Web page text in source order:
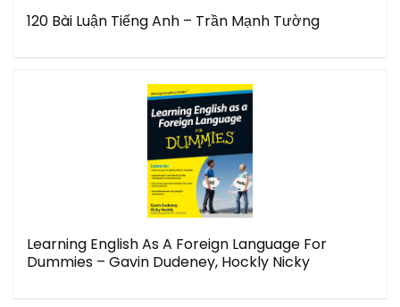
120 Bài Luận Tiếng Anh – Trần Mạnh Tường
Learning English As A Foreign Language For
Dummies – Gavin Dudeney, Hockly Nicky